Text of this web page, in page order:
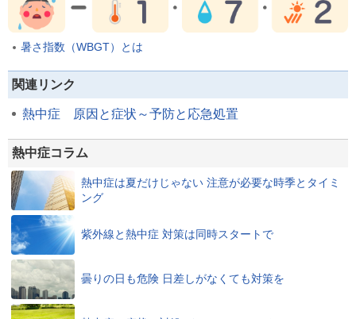
暑さ指数（WBGT）とは
関連リンク
熱中症 原因と症状～予防と応急処置
熱中症コラム
熱中症は夏だけじゃない 注意が必要な時季とタイミ
ング
紫外線と熱中症 対策は同時スタートで
曇りの日も危険 日差しがなくても対策を